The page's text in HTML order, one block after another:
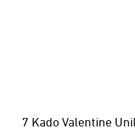
7 Kado Valentine